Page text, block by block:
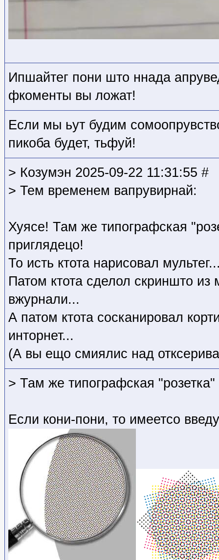
Ипшайтег пони што ннада
фкоменты вы ложат!
Если мы ьут будим
пикоба будет, тьфуй!
> Козумэн 2025-09-22 11:31:55 #
> Тем временем вапрувирнай:
Хуясе! Там же типографская
приглядецо!
То исть ктота нарисовал
Патом ктота сделол скриншто из
вжурнали...
А патом ктота сосканировал
инторнет...
(А вы ещо смиялис над
> Там же типографская "розетка"
Если кони-пони, то имеетсо